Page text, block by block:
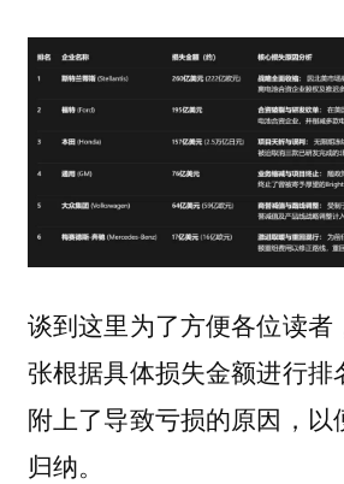
谈到这里为了方便各位读者
张根据具体损失金额进行排
附上了导致亏损的原因，以
归纳。